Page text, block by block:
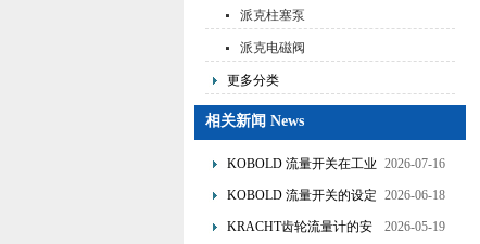
派克柱塞泵
派克电磁阀
更多分类
相关新闻 News
KOBOLD 流量开关在工业
管道水流量监测中的应用
2026-07-16
KOBOLD 流量开关的设定
流量调节与刻度指示
2026-06-18
KRACHT齿轮流量计的安
2026-05-19